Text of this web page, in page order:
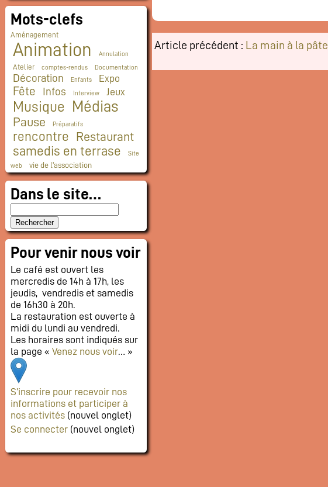
Article précédent : La main à la pâte
Mots-clefs
Aménagement
Animation Annulation
Atelier comptes-rendus Documentation
Décoration Enfants Expo
Fête Infos Interview Jeux
Musique Médias
Pause Préparatifs
rencontre Restaurant
samedis en terrase
Site
web
vie de l'association
Dans le site…
Pour venir nous voir
Le café est ouvert les
mercredis de 14h à 17h, les
jeudis, vendredis et samedis
de 16h30 à 20h.
La restauration est ouverte à
midi du lundi au vendredi.
Les horaires sont indiqués sur
la page « Venez nous voir … »
S’inscrire pour recevoir nos
informations et participer à
nos activités (nouvel onglet)
Se connecter (nouvel onglet)